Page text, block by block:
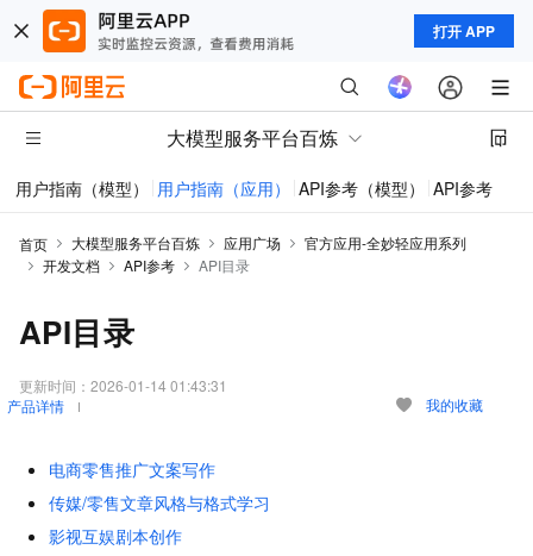
打开 APP
大模型服务平台百炼
用户指南（模型） 用户指南（应用） API参考（模型） API参考（应
首页 大模型服务平台百炼 应用广场
官方应用-全妙轻应用系列
开发文档
API参考 API目录
API目录
更新时间： 2026-01-14 01:43:31
产品详情
我的收藏
电商零售推广文案写作
传媒/零售文章风格与格式学习
影视互娱剧本创作